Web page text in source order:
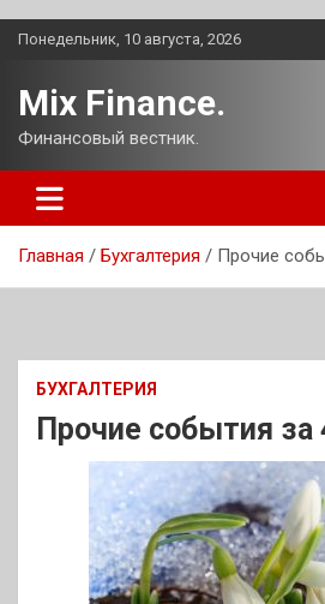
Перейти
Понедельник, 10 августа, 2026
Mix Finance.
Финансовый вестник.
Главная Бухгалтерия Прочие
БУХГАЛТЕРИЯ
Прочие события за